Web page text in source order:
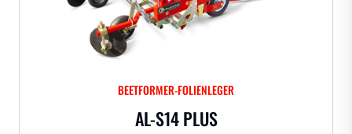
BEETFORMER-FOLIENLEGER
AL-S14 PLUS